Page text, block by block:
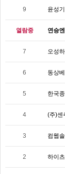
9 윤성
열람중 연승
7 오성
6 동상
5 한국
4 (주)센
3 컴웹
2 하이